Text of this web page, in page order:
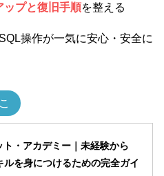
ップと復旧手順を整える
操作が一気に安心・安全に
ト・アカデミー｜未経験から
を身につけるための完全ガイ